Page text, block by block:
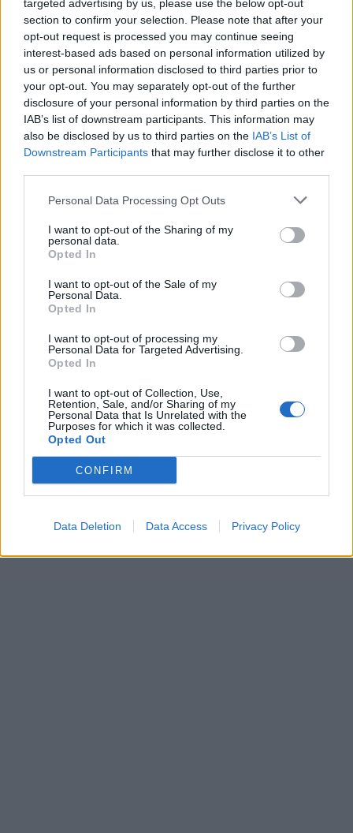
targeted advertising by us, please use the below opt-out
section to confirm your selection. Please note that after your
opt-out request is processed you may continue seeing
interest-based ads based on personal information utilized by
us or personal information disclosed to third parties prior to
your opt-out. You may separately opt-out of the further
disclosure of your personal information by third parties on the
IAB’s list of downstream participants. This information may
also be disclosed by us to third parties on the IAB’s List of
Downstream Participants that may further disclose it to other
Personal Data Processing Opt Outs
I want to opt-out of the Sharing of my
personal data.
Opted In
I want to opt-out of the Sale of my
Personal Data.
Opted In
I want to opt-out of processing my
Personal Data for Targeted Advertising.
Opted In
I want to opt-out of Collection, Use,
Retention, Sale, and/or Sharing of my
Personal Data that Is Unrelated with the
Purposes for which it was collected.
Opted Out
CONFIRM
Data Deletion Data Access Privacy Policy